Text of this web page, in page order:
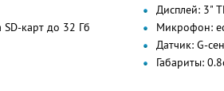
карт до 32 Гб
Дисплей: 3"
Микрофон:
Датчик: G-
Габариты: